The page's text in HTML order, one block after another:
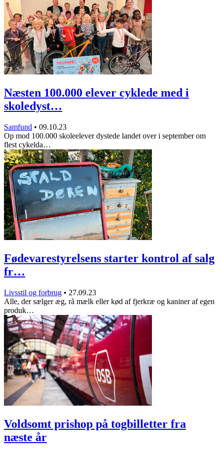
Næsten 100.000 elever cyklede med i
skoledyst…
Samfund • 09.10.23
Op mod 100.000 skoleelever dystede landet over i september om
flest cykelda…
Fødevarestyrelsens starter kontrol af salg
fr…
Livsstil og forbrug • 27.09.23
Alle, der sælger æg, rå mælk eller kød af fjerkræ og kaniner af egen
produk…
Voldsomt prishop på togbilletter fra
næste år